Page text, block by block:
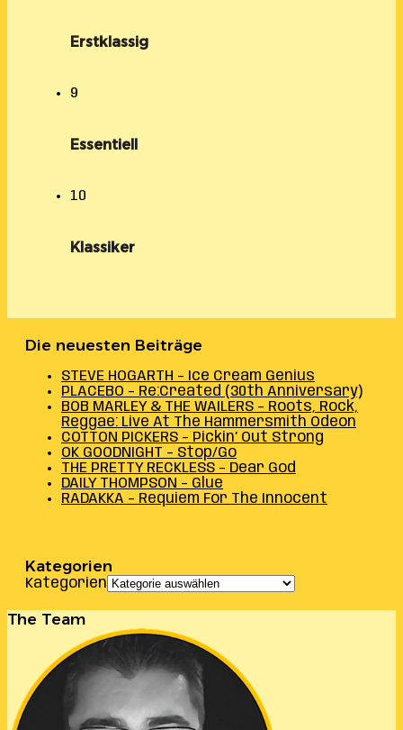
Erstklassig
9
Essentiell
10
Klassiker
Die neuesten Beiträge
STEVE HOGARTH – Ice Cream Genius
PLACEBO – Re:Created (30th Anniversary)
BOB MARLEY & THE WAILERS – Roots, Rock,
Reggae: Live At The Hammersmith Odeon
COTTON PICKERS – Pickin’ Out Strong
OK GOODNIGHT – Stop/Go
THE PRETTY RECKLESS – Dear God
DAILY THOMPSON – Glue
RADAKKA – Requiem For The Innocent
Kategorien
Kategorien
The Team